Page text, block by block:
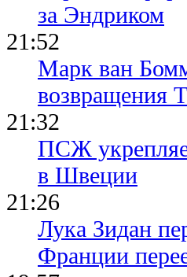
за Эндриком
21:52
Марк ван
возвращения
21:32
ПСЖ
в Швеции
21:26
Лука Зидан
Франции